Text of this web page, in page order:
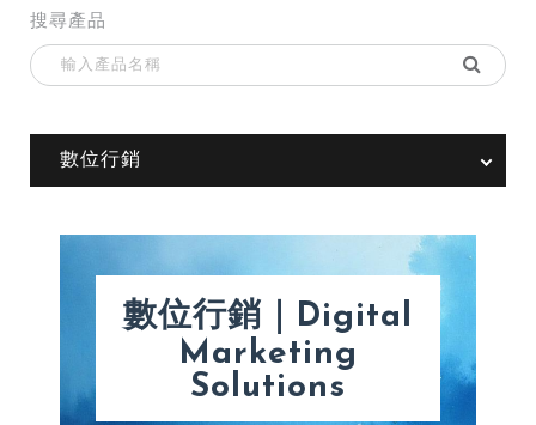
搜尋產品
數位行銷
數位行銷｜Digital
Marketing
Solutions